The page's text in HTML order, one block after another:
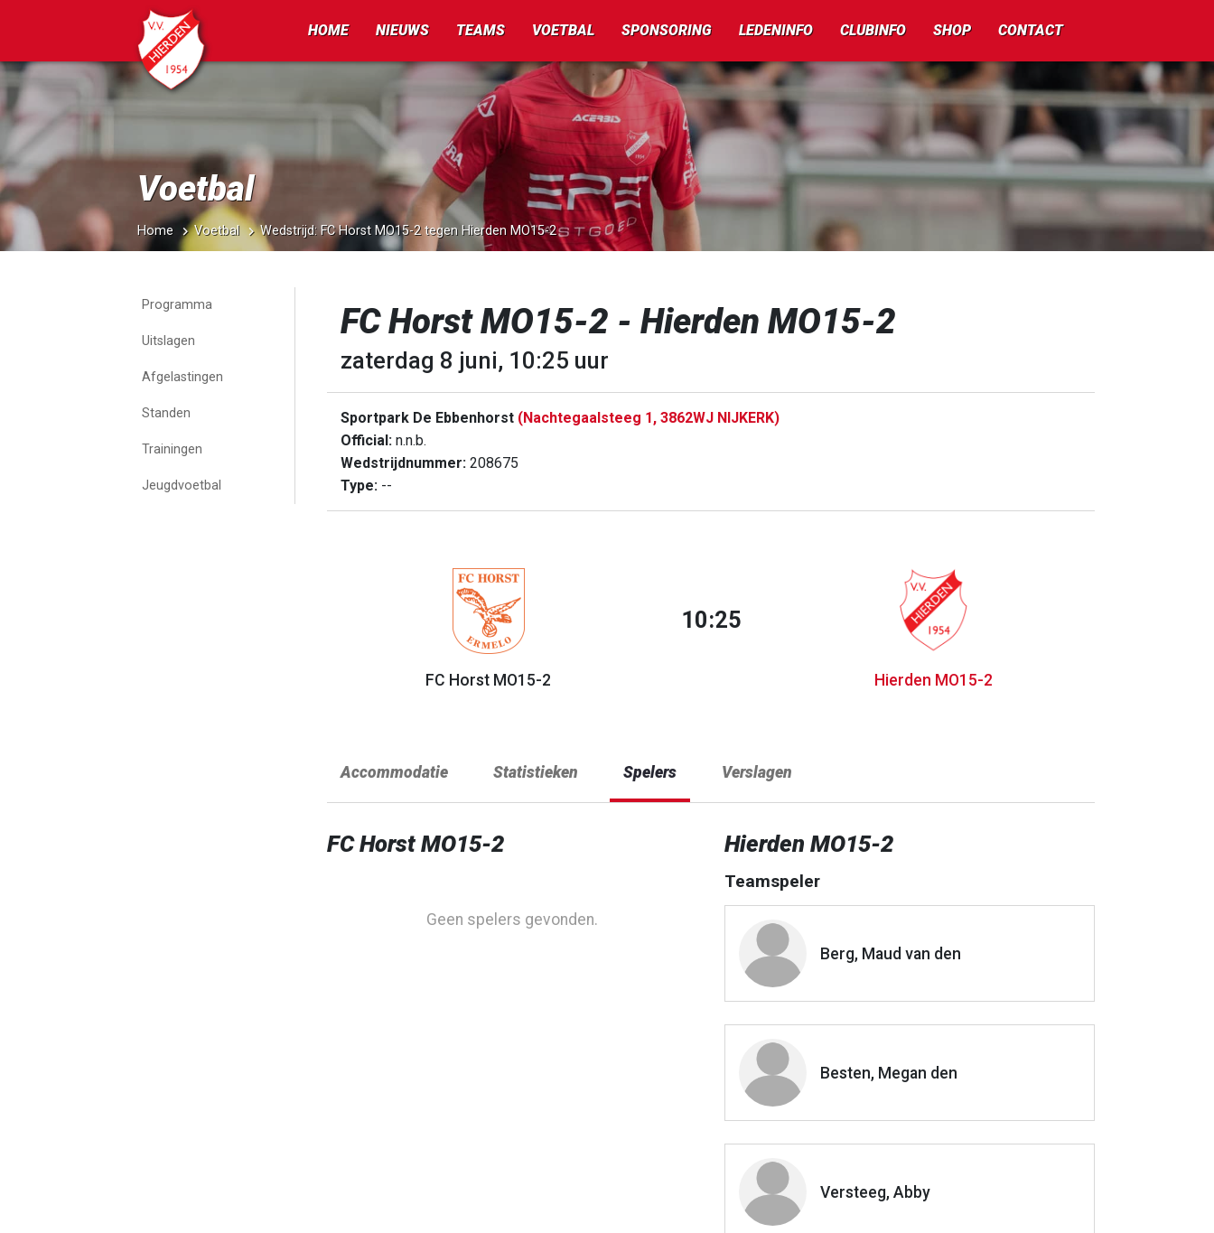
HOME NIEUWS TEAMS VOETBAL SPONSORING LEDENINFO CLUBINFO SHOP CONTACT
Voetbal
Home Voetbal Wedstrijd: FC Horst MO15-2 tegen Hierden MO15-2
Programma
Uitslagen
Afgelastingen
Standen
Trainingen
Jeugdvoetbal
FC Horst MO15-2 - Hierden MO15-2
zaterdag 8 juni, 10:25 uur
Sportpark De Ebbenhorst (Nachtegaalsteeg 1, 3862WJ NIJKERK)
Official: n.n.b.
Wedstrijdnummer: 208675
Type: --
FC Horst MO15-2
10:25
Hierden MO15-2
Accommodatie Statistieken Spelers Verslagen
FC Horst MO15-2
Geen spelers gevonden.
Hierden MO15-2
Teamspeler
Berg, Maud van den
Besten, Megan den
Versteeg, Abby